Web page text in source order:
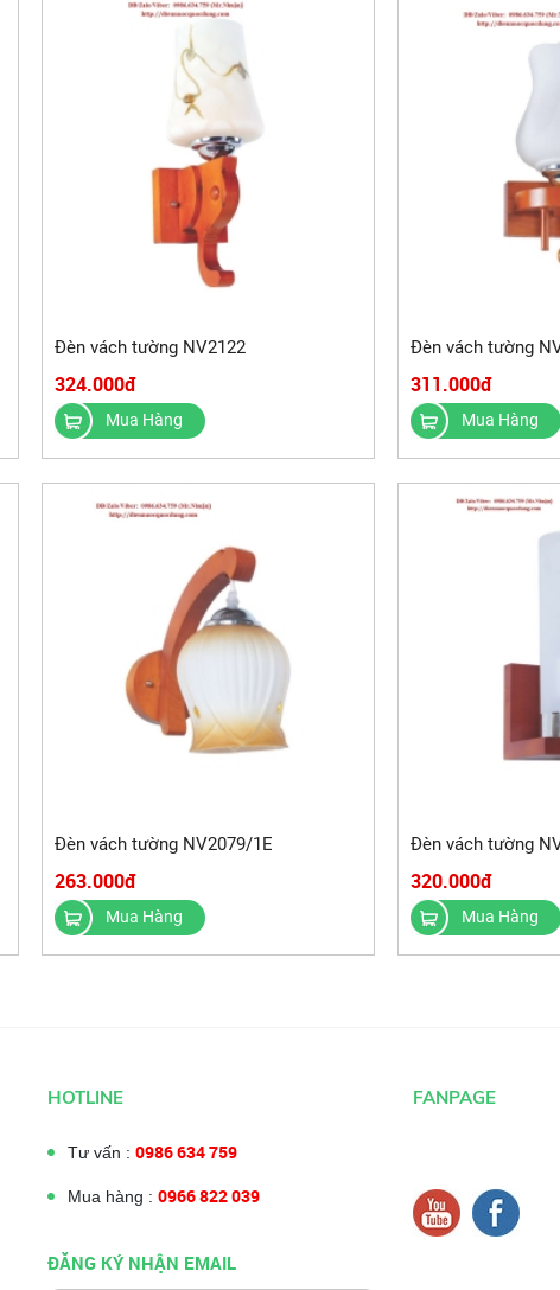
Đèn vách tường NV2122
324.000đ
Mua Hàng
Đèn vách tường
311.000đ
Mua Hàng
Đèn vách tường NV2079/1E
263.000đ
Mua Hàng
Đèn vách tường
320.000đ
Mua Hàng
HOTLINE
Tư vấn : 0986 634 759
Mua hàng : 0966 822 039
ĐĂNG KÝ NHẬN EMAIL
FANPAGE